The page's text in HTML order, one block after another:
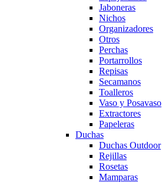
Jaboneras
Nichos
Organizadores
Otros
Perchas
Portarrollos
Repisas
Secamanos
Toalleros
Vaso y Posavaso
Extractores
Papeleras
Duchas
Duchas Outdoor
Rejillas
Rosetas
Mamparas